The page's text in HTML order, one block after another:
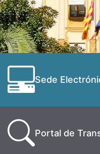
Sede
Portal de